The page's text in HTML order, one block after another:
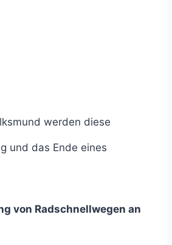
werden diese
und das Ende eines
von Radschnellwegen an